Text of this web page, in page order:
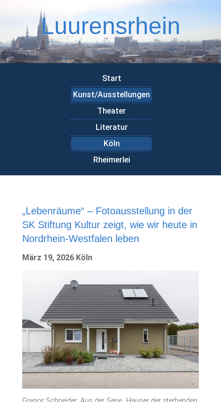
Luurensrhein
Start
Kunst/Ausstellungen
Theater
Literatur
Köln
Rheimerlei
„Lebenräume“ – Fotoausstellung in der
SK Stiftung Kultur zeigt, wie wir heute in
Nordrhein-Westfalen leben
März 19, 2026 Köln